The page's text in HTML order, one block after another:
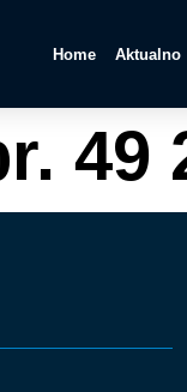
Home Aktualno
49